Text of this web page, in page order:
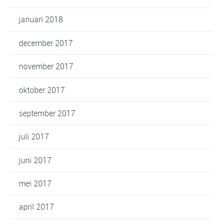
januari 2018
december 2017
november 2017
oktober 2017
september 2017
juli 2017
juni 2017
mei 2017
april 2017